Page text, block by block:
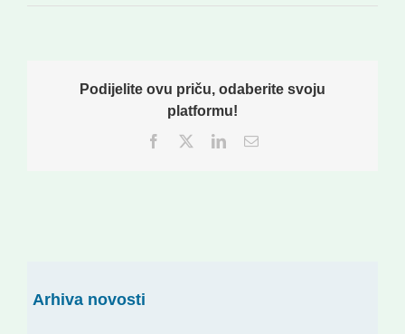
Podijelite ovu priču, odaberite svoju
platformu!
Facebook
TwitterLinkedInEmail:
Arhiva novosti